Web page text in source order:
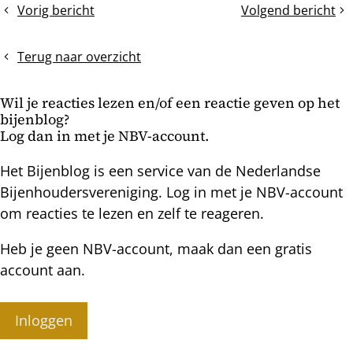
bericht
Vorig bericht
Wasmotlarven
darrenbroed
Volgend bericht
Het
Terug naar overzicht
Wil je reacties lezen en/of een reactie geven op het
bijenblog?
Log dan in met je NBV-account.
Het Bijenblog is een service van de Nederlandse
Bijenhoudersvereniging. Log in met je NBV-account
om reacties te lezen en zelf te reageren.
Heb je geen NBV-account, maak dan een gratis
account aan.
Inloggen